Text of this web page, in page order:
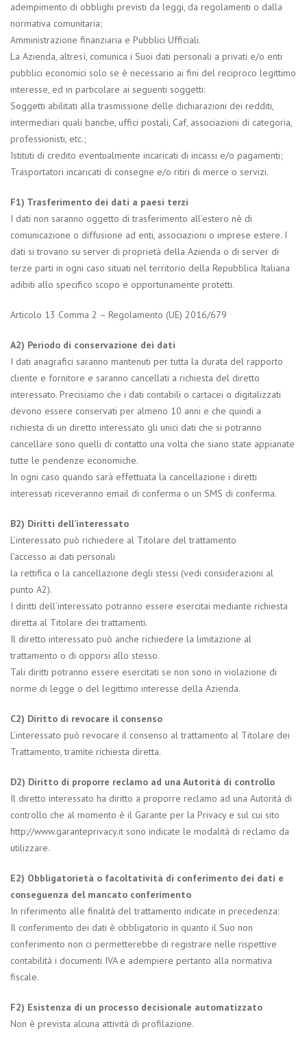
adempimento di obblighi previsti da leggi, da regolamenti o dalla
normativa comunitaria;
Amministrazione finanziaria e Pubblici Ufficiali.
La Azienda, altresì, comunica i Suoi dati personali a privati e/o enti
pubblici economici solo se è necessario ai fini del reciproco legittimo
interesse, ed in particolare ai seguenti soggetti:
Soggetti abilitati alla trasmissione delle dichiarazioni dei redditi,
intermediari quali banche, uffici postali, Caf, associazioni di categoria,
professionisti, etc.;
Istituti di credito eventualmente incaricati di incassi e/o pagamenti;
Trasportatori incaricati di consegne e/o ritiri di merce o servizi.
F1) Trasferimento dei dati a paesi terzi
I dati non saranno oggetto di trasferimento all’estero nè di
comunicazione o diffusione ad enti, associazioni o imprese estere. I
dati si trovano su server di proprietà della Azienda o di server di
terze parti in ogni caso situati nel territorio della Repubblica Italiana
adibiti allo specifico scopo e opportunamente protetti.
Articolo 13 Comma 2 – Regolamento (UE) 2016/679
A2) Periodo di conservazione dei dati
I dati anagrafici saranno mantenuti per tutta la durata del rapporto
cliente e fornitore e saranno cancellati a richiesta del diretto
interessato. Precisiamo che i dati contabili o cartacei o digitalizzati
devono essere conservati per almeno 10 anni e che quindi a
richiesta di un diretto interessato gli unici dati che si potranno
cancellare sono quelli di contatto una volta che siano state appianate
tutte le pendenze economiche.
In ogni caso quando sarà effettuata la cancellazione i diretti
interessati riceveranno email di conferma o un SMS di conferma.
B2) Diritti dell’interessato
L’interessato può richiedere al Titolare del trattamento
l’accesso ai dati personali
la rettifica o la cancellazione degli stessi (vedi considerazioni al
punto A2).
I diritti dell’interessato potranno essere esercitai mediante richiesta
diretta al Titolare dei trattamenti.
Il diretto interessato può anche richiedere la limitazione al
trattamento o di opporsi allo stesso.
Tali diritti potranno essere esercitati se non sono in violazione di
norme di legge o del legittimo interesse della Azienda.
C2) Diritto di revocare il consenso
L’interessato può revocare il consenso al trattamento al Titolare dei
Trattamento, tramite richiesta diretta.
D2) Diritto di proporre reclamo ad una Autorità di controllo
Il diretto interessato ha diritto a proporre reclamo ad una Autorità di
controllo che al momento è il Garante per la Privacy e sul cui sito
http://www.garanteprivacy.it sono indicate le modalità di reclamo da
utilizzare.
E2) Obbligatorietà o facoltatività di conferimento dei dati e
conseguenza del mancato conferimento
In riferimento alle finalità del trattamento indicate in precedenza:
Il conferimento dei dati è obbligatorio in quanto il Suo non
conferimento non ci permetterebbe di registrare nelle rispettive
contabilità i documenti IVA e adempiere pertanto alla normativa
fiscale.
F2) Esistenza di un processo decisionale automatizzato
Non è prevista alcuna attività di profilazione.